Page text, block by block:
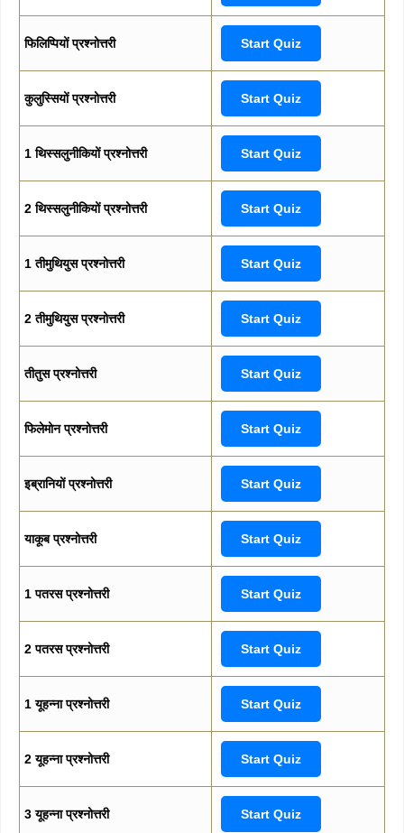
फिलिप्पियों प्रश्नोत्तरी Start Quiz
कुलुस्सियों प्रश्नोत्तरी Start Quiz
1 थिस्सलुनीकियों प्रश्नोत्तरी Start Quiz
2 थिस्सलुनीकियों प्रश्नोत्तरी Start Quiz
1 तीमुथियुस प्रश्नोत्तरी Start Quiz
2 तीमुथियुस प्रश्नोत्तरी Start Quiz
तीतुस प्रश्नोत्तरी Start Quiz
फिलेमोन प्रश्नोत्तरी Start Quiz
इब्रानियों प्रश्नोत्तरी Start Quiz
याकूब प्रश्नोत्तरी Start Quiz
1 पतरस प्रश्नोत्तरी Start Quiz
2 पतरस प्रश्नोत्तरी Start Quiz
1 यूहन्ना प्रश्नोत्तरी Start Quiz
2 यूहन्ना प्रश्नोत्तरी Start Quiz
3 यूहन्ना प्रश्नोत्तरी Start Quiz